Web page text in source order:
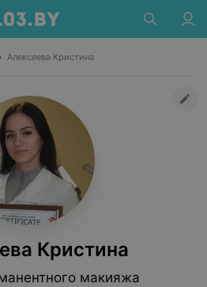
Алексеева Кристина
Кристина
макияжа